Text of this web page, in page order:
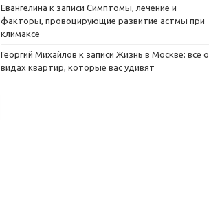
Евангелина к записи Симптомы, лечение и
факторы, провоцирующие развитие астмы при
климаксе
Георгий Михайлов к записи Жизнь в Москве: все о
видах квартир, которые вас удивят